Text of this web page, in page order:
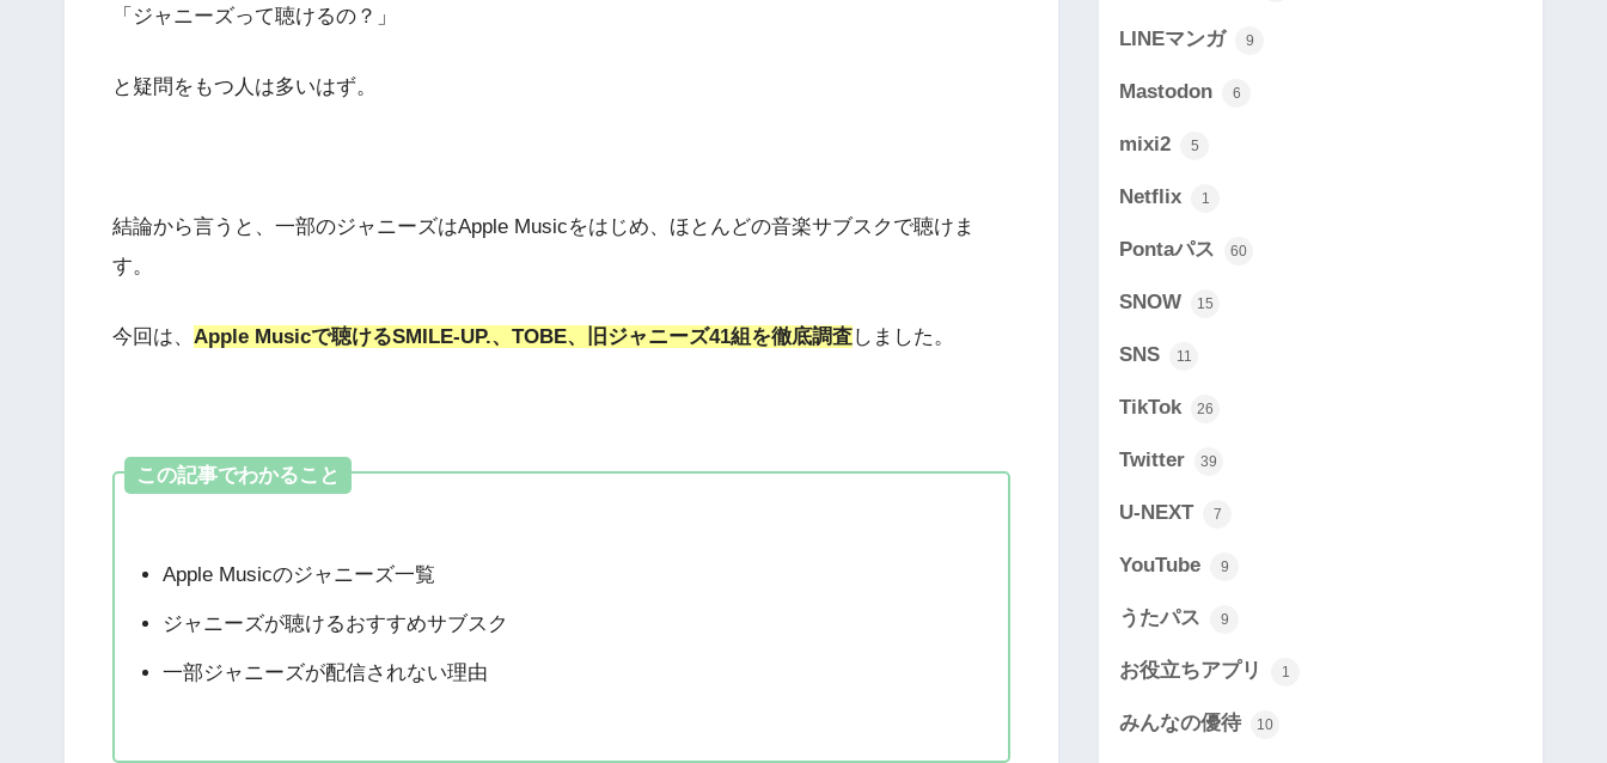
「ジャニーズって聴けるの？」
と疑問をもつ人は多いはず。
結論から言うと、一部のジャニーズはApple Musicをはじめ、ほとんどの音楽サブスクで聴けま
す。
今回は、 Apple Musicで聴けるSMILE-UP.、TOBE、旧ジャニーズ41組を徹底調査しました。
この記事でわかること
Apple Musicのジャニーズ一覧
ジャニーズが聴けるおすすめサブスク
一部ジャニーズが配信されない理由
LINEマンガ 9
Mastodon 6
mixi2 5
Netflix 1
Pontaパス 60
SNOW 15
SNS 11
TikTok 26
Twitter 39
U-NEXT 7
YouTube 9
うたパス 9
お役立ちアプリ 1
みんなの優待 10